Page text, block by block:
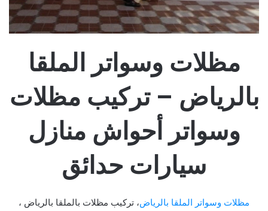
مظلات وسواتر الملقا
بالرياض – تركيب مظلات
وسواتر أحواش منازل
سيارات حدائق
مظلات وسواتر الملقا بالرياض، تركيب مظلات بالملقا بالرياض ،